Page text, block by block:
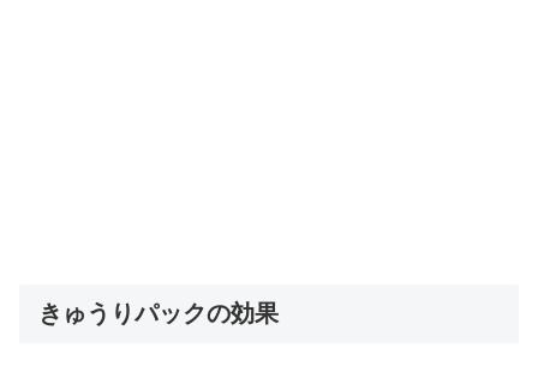
きゅうりパックの効果